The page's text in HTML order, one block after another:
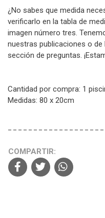
¿No sabes que medida
verificarlo en la tabla de
imagen número tres.
nuestras publicaciones o
sección de preguntas.
Cantidad por compra: 1
Medidas: 80 x 20cm
COMPARTIR: